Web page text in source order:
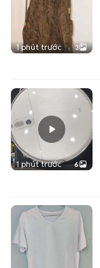
1 phút trước 3
1 phút trước 6